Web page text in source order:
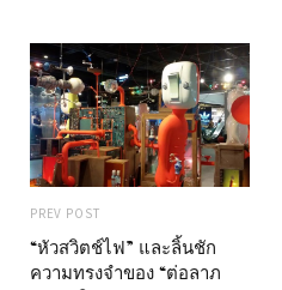
PREV POST
“หัวสวิตช์ไฟ” และลิ้นชัก
ความทรงจำของ “ต่อลาภ